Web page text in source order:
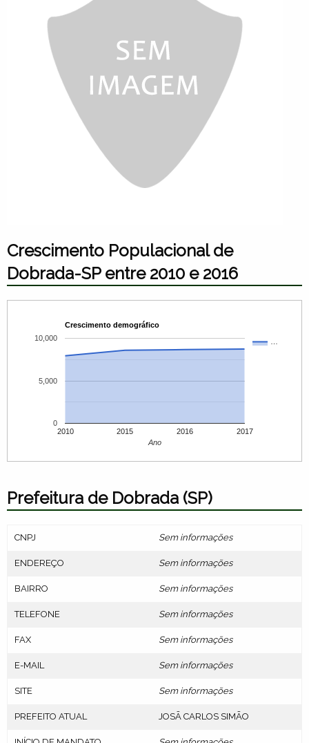
Crescimento Populacional de
Dobrada-SP entre 2010 e 2016
Crescimento demográfico
…
2010 2015 2016 2017
0
5,000
10,000
Ano
Prefeitura de Dobrada (SP)
CNPJ Sem informações
ENDEREÇO Sem informações
BAIRRO Sem informações
TELEFONE Sem informações
FAX Sem informações
E-MAIL Sem informações
SITE Sem informações
PREFEITO ATUAL JOSÃ CARLOS SIMÃO